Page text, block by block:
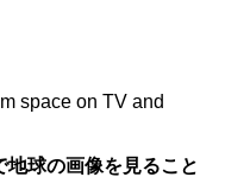
space on TV and
球の画像を見ること